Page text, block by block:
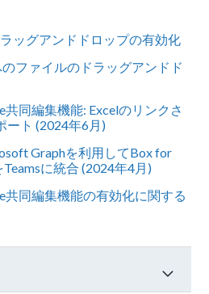
ッグアンドドロップの有効化
ファイルのドラッグアンドド
同編集機能: Excelのリンクさ
ート (2024年6月)
Graphを利用してBox for
に統合 (2024年4月)
同編集機能の有効化に関する